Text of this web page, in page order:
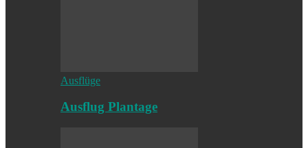
Ausflüge
Ausflug Plantage